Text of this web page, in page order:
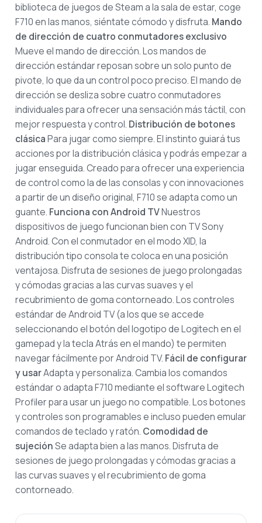
biblioteca de juegos de Steam a la sala de estar, coge
F710 en las manos, siéntate cómodo y disfruta. Mando
de dirección de cuatro conmutadores exclusivo
Mueve el mando de dirección. Los mandos de
dirección estándar reposan sobre un solo punto de
pivote, lo que da un control poco preciso. El mando de
dirección se desliza sobre cuatro conmutadores
individuales para ofrecer una sensación más táctil, con
mejor respuesta y control. Distribución de botones
clásicaPara jugar como siempre. El instinto guiará tus
acciones por la distribución clásica y podrás empezar a
jugar enseguida. Creado para ofrecer una experiencia
de control como la de las consolas y con innovaciones
a partir de un diseño original, F710 se adapta como un
guante. Funciona con Android TVNuestros
dispositivos de juego funcionan bien con TV Sony
Android. Con el conmutador en el modo XID, la
distribución tipo consola te coloca en una posición
ventajosa. Disfruta de sesiones de juego prolongadas
y cómodas gracias a las curvas suaves y el
recubrimiento de goma contorneado. Los controles
estándar de Android TV (a los que se accede
seleccionando el botón del logotipo de Logitech en el
gamepad y la tecla Atrás en el mando) te permiten
navegar fácilmente por Android TV. Fácil de configurar
y usarAdapta y personaliza. Cambia los comandos
estándar o adapta F710 mediante el software Logitech
Profiler para usar un juego no compatible. Los botones
y controles son programables e incluso pueden emular
comandos de teclado y ratón. Comodidad de
sujeciónSe adapta bien a las manos. Disfruta de
sesiones de juego prolongadas y cómodas gracias a
las curvas suaves y el recubrimiento de goma
contorneado.